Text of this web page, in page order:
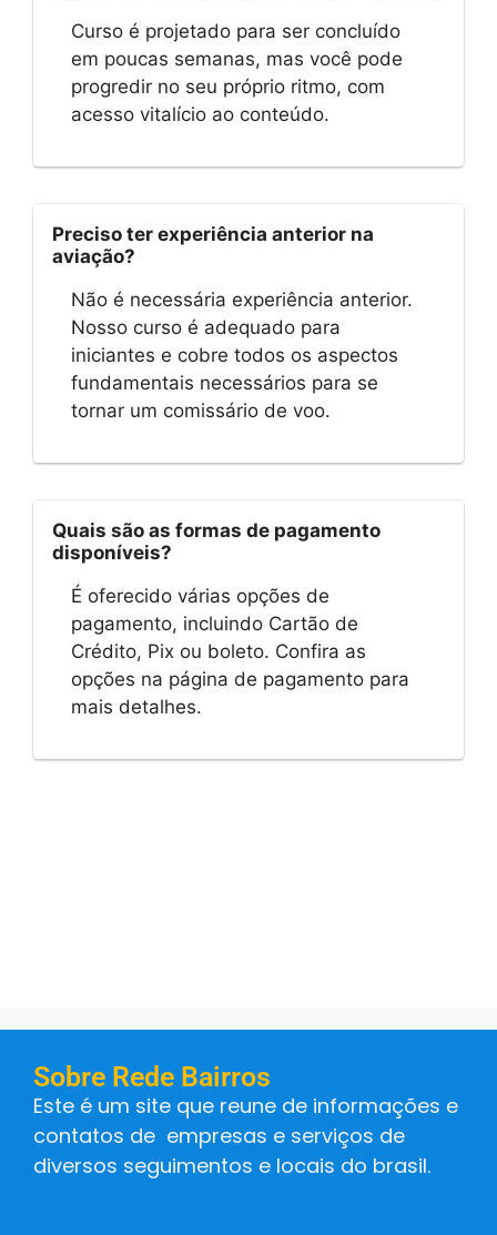
Curso é projetado para ser concluído
em poucas semanas, mas você pode
progredir no seu próprio ritmo, com
acesso vitalício ao conteúdo.
Preciso ter experiência anterior na
aviação?
Não é necessária experiência anterior.
Nosso curso é adequado para
iniciantes e cobre todos os aspectos
fundamentais necessários para se
tornar um comissário de voo.
Quais são as formas de pagamento
disponíveis?
É oferecido várias opções de
pagamento, incluindo Cartão de
Crédito, Pix ou boleto. Confira as
opções na página de pagamento para
mais detalhes.
Sobre Rede Bairros
Este é um site que reune de informações e
contatos de empresas e serviços de
diversos seguimentos e locais do brasil.